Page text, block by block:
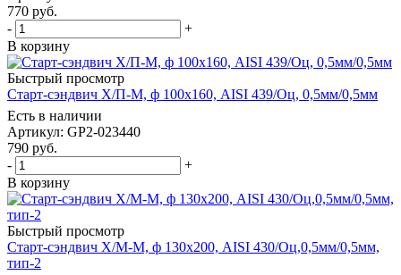
770 руб.
-
+
В корзину
Быстрый просмотр
Старт-сэндвич Х/П-М, ф 100х160, AISI 439/Оц, 0,5мм/0,5мм
Есть в наличии
Артикул: GP2-023440
790 руб.
-
+
В корзину
Быстрый просмотр
Старт-сэндвич Х/М-М, ф 130х200, AISI 430/Оц,0,5мм/0,5мм,
тип-2